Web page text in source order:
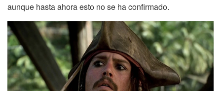
aunque hasta ahora esto no se ha confirmado.